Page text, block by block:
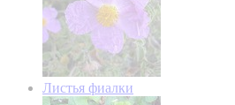
Листья фиалки